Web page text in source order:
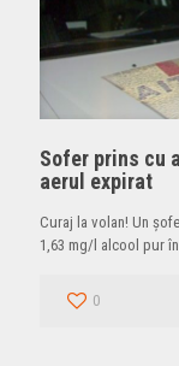
Sofer prins cu
aerul expirat
Curaj la volan! Un
1,63 mg/l alcool pur
0